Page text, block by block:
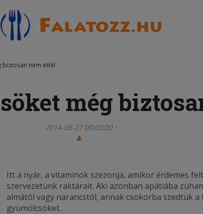
biztosan nem ettél
még
2014-05-27 00:00:00
Itt a nyár, a vitaminok szezonja, amikor érdemes
szervezetünk raktárait. Aki azonban apátiába
almától vagy narancstól, annak csokorba szedtük
gyümölcsöket.